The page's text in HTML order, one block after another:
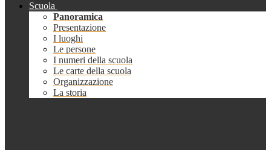
Scuola
Panoramica
Presentazione
I luoghi
Le persone
I numeri della scuola
Le carte della scuola
Organizzazione
La storia